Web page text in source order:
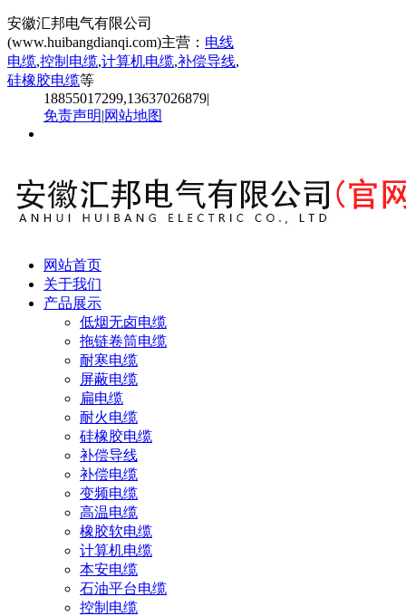
安徽汇邦电气有限公司
(www.huibangdianqi.com)主营： 电线
电缆,控制电缆,计算机电缆,补偿导线,
硅橡胶电缆等
18855017299,13637026879|
免责声明|网站地图
网站首页
关于我们
产品展示
低烟无卤电缆
拖链卷筒电缆
耐寒电缆
屏蔽电缆
扁电缆
耐火电缆
硅橡胶电缆
补偿导线
补偿电缆
变频电缆
高温电缆
橡胶软电缆
计算机电缆
本安电缆
石油平台电缆
控制电缆